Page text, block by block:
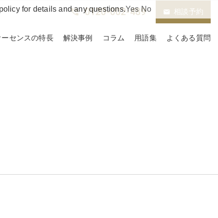
phone_in_talk 0120-002-489 email 相談予約
ーセンスの特長 解決事例 コラム 用語集 よくある質問
for details and any questions.Yes No